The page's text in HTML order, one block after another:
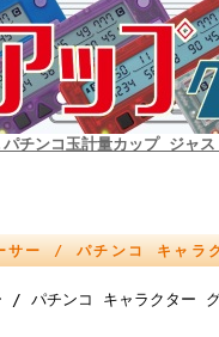
ンコ玉計量カップ ジャス
サー / パチンコ キャラ
/ パチンコ キャラクター